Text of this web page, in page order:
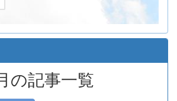
の記事一覧